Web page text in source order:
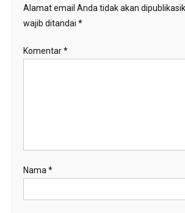
Alamat email Anda tidak akan
wajib ditandai *
Komentar*
Nama*